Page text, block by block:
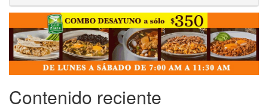
Contenido reciente